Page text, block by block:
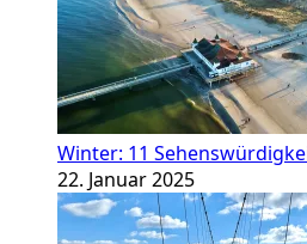
Winter: 11
22. Januar 2025